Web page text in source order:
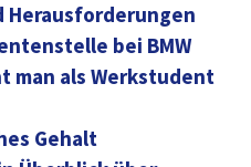
Herausforderungen
bei BMW
man als Werkstudent
Gehalt